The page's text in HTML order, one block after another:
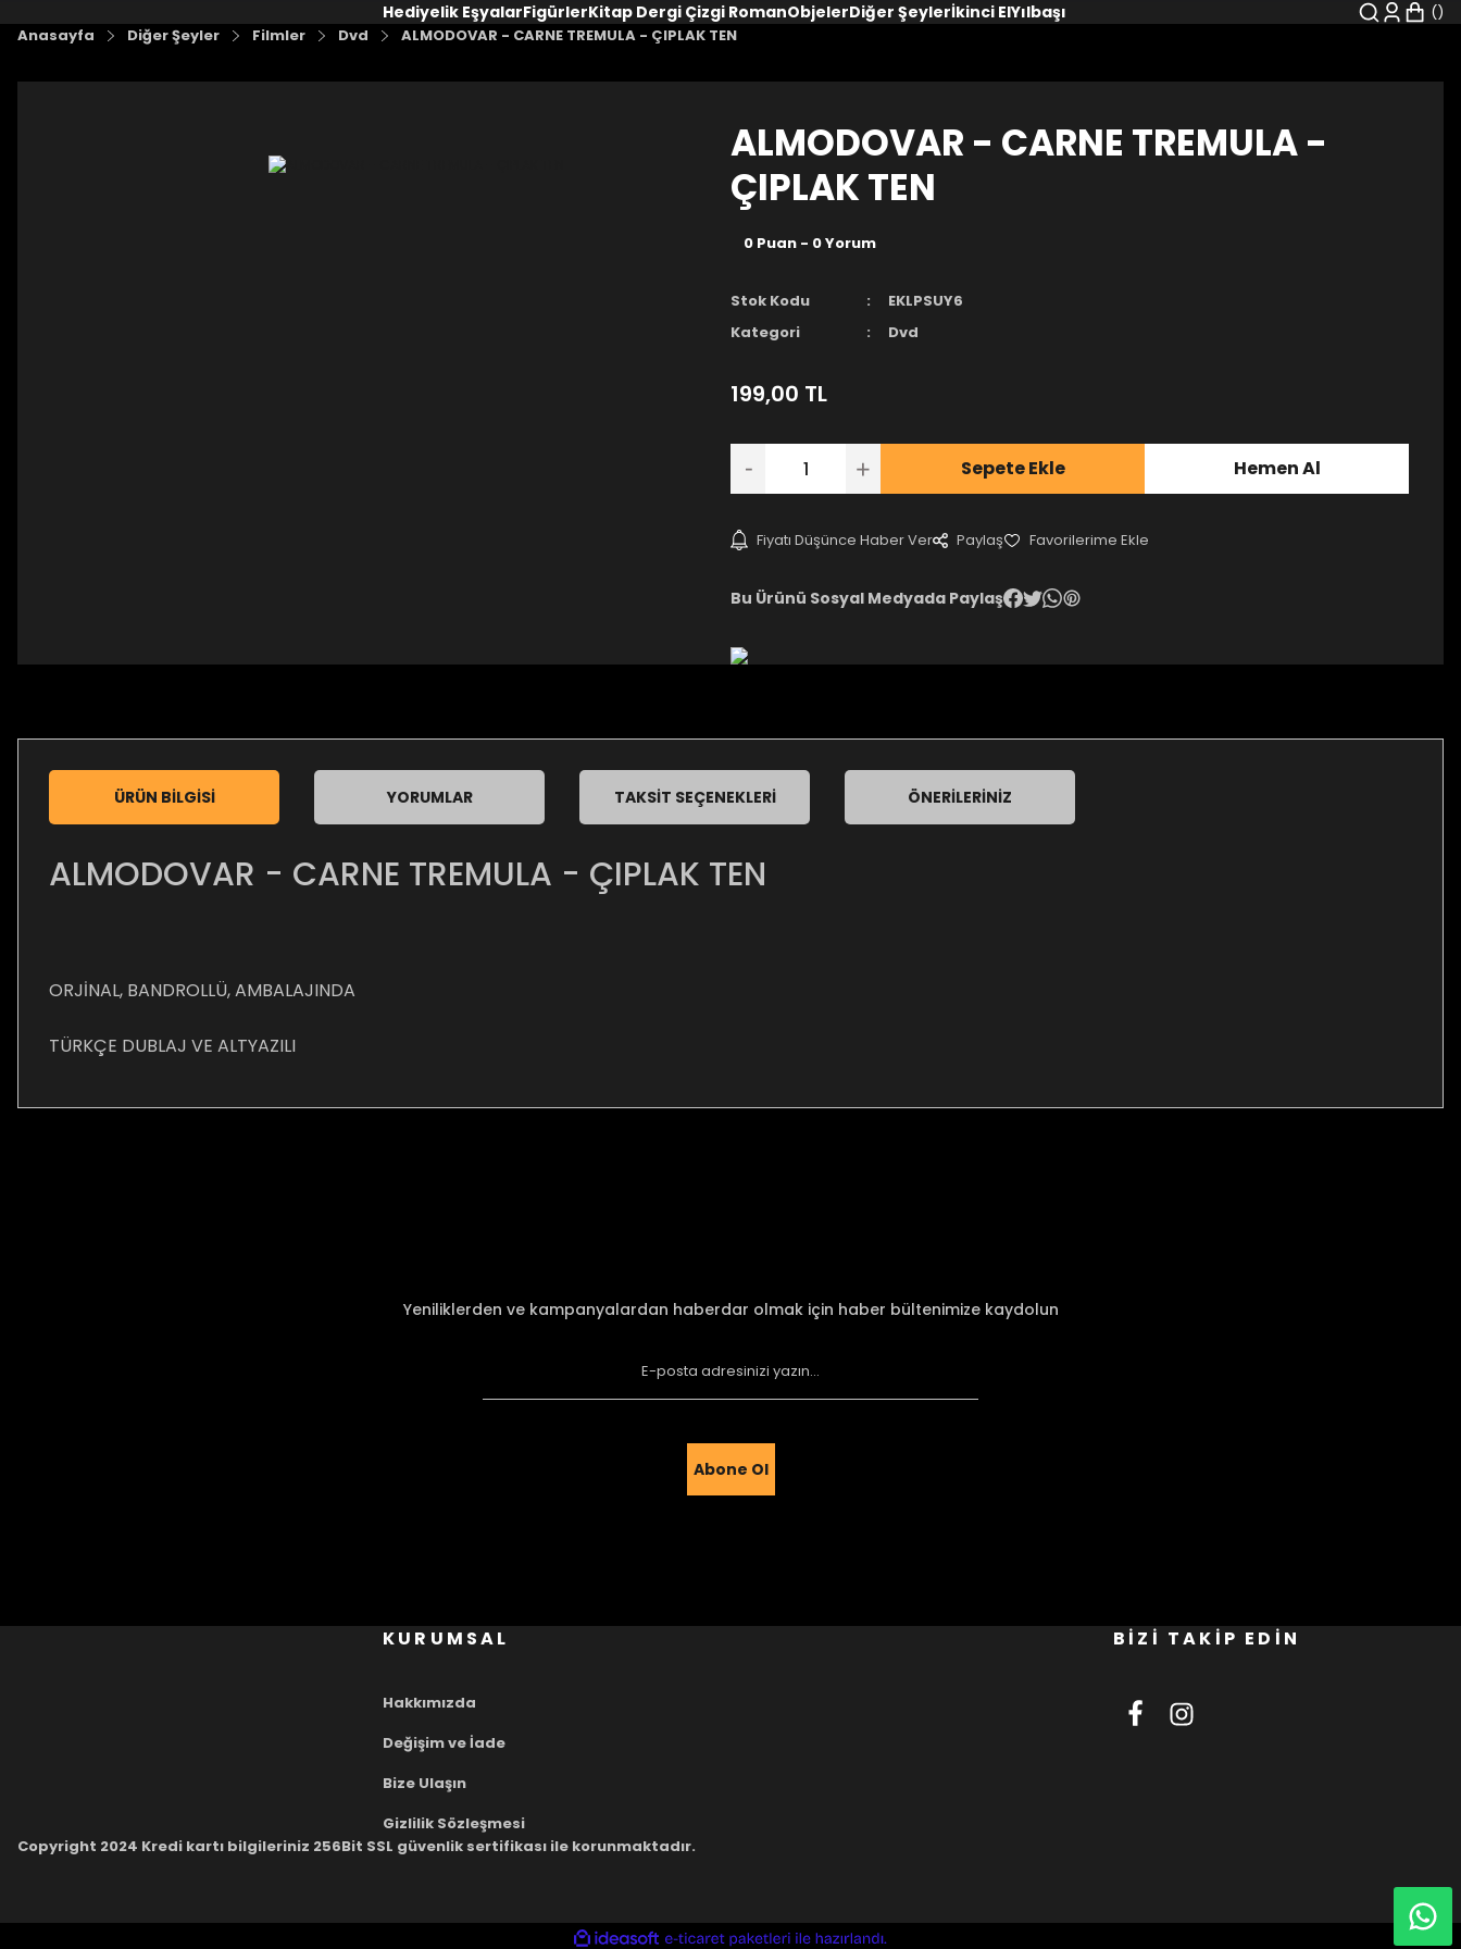
Hediyelik EşyalarFigürlerKitap Dergi Çizgi RomanObjelerDiğer Şeylerİkinci ElYılbaşı
Anasayfa Diğer Şeyler Filmler Dvd ALMODOVAR - CARNE TREMULA - ÇIPLAK TEN
ALMODOVAR - CARNE TREMULA -
ÇIPLAK TEN
0 Puan - 0 Yorum
Stok Kodu
EKLPSUY6
Kategori
Dvd
199,00 TL
Sepete Ekle Hemen Al
Fiyatı Düşünce Haber Ver Paylaş
Bu Ürünü Sosyal Medyada Paylaş
ÜRÜN BILGISI YORUMLAR TAKSIT SEÇENEKLERI ÖNERILERINIZ
ALMODOVAR - CARNE TREMULA - ÇIPLAK TEN
ORJİNAL, BANDROLLÜ, AMBALAJINDA
TÜRKÇE DUBLAJ VE ALTYAZILI
Gönder
Yeniliklerden ve kampanyalardan haberdar olmak için haber bültenimize kaydolun
Abone Ol
KURUMSAL
Hakkımızda
Değişim ve İade
Bize Ulaşın
Gizlilik Sözleşmesi
BİZİ TAKİP EDİN
Copyright 2024 Kredi kartı bilgileriniz 256Bit SSL güvenlik sertifikası ile korunmaktadır.
ideasoft e-